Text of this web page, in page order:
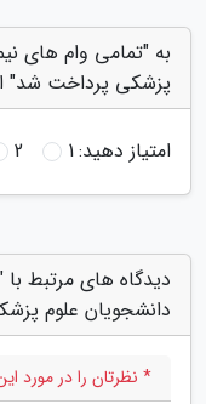
پزشکی پرداخت شد"
امتیاز دهید:1
2
دانشجویان علوم
* نظرتان را در مورد